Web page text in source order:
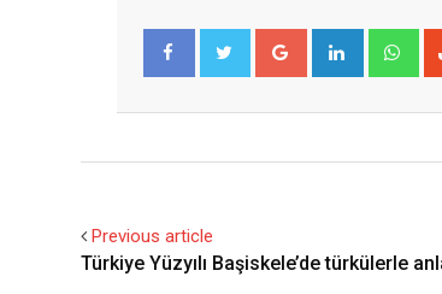
Google+ LinkedIn
Previous article
Türkiye Yüzyılı Başiskele’de türkülerle